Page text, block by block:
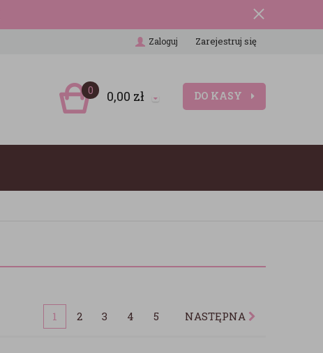
Zaloguj Zarejestruj się
0 0,00 zł DO KASY
1 2 3 4 5 NASTĘPNA